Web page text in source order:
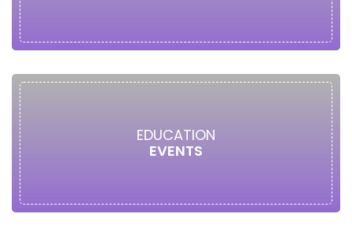
EDUCATION
EVENTS